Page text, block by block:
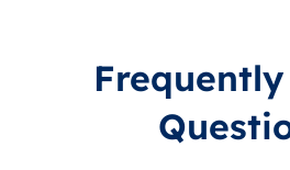
Frequently